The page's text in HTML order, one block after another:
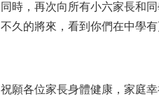
同時，再次向所有小六家長和
不久的將來，看到你們在中學有
祝願各位家長身體健康，家庭